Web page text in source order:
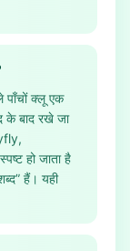
क्लू एक
के बाद रखे जा
हो जाता है
हैं। यही